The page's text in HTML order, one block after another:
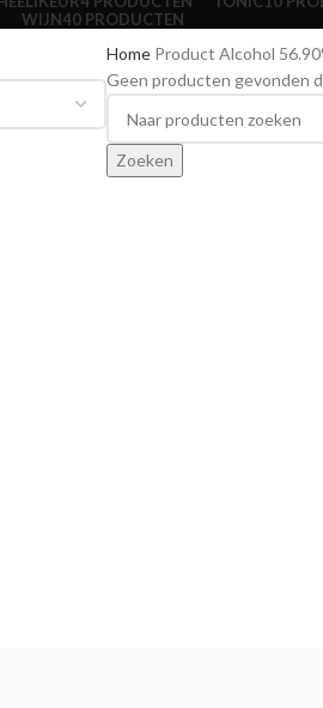
WIJN40 PRODUCTEN
Home Product Alcohol
Geen producten gevonden
Zoeken